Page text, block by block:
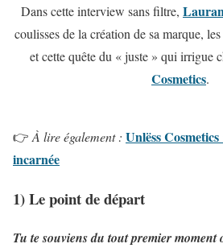
Dans cette interview sans filtre,
coulisses de la création de sa marque,
et cette quête du « juste » qui irrigue
Cosmetics.
👉 À lire également : Unlëss
incarnée
1) Le point de départ
Tu te souviens du tout premier moment